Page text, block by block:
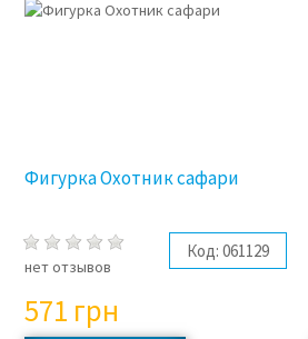
Фигурка Охотник сафари
нет отзывов
Код: 061129
571 грн